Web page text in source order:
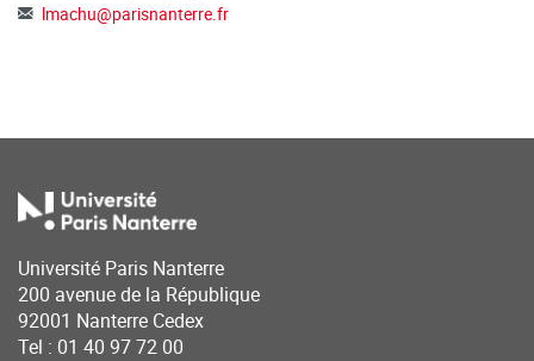
lmachu@parisnanterre.fr
Université Paris Nanterre
200 avenue de la République
92001 Nanterre Cedex
Tel : 01 40 97 72 00